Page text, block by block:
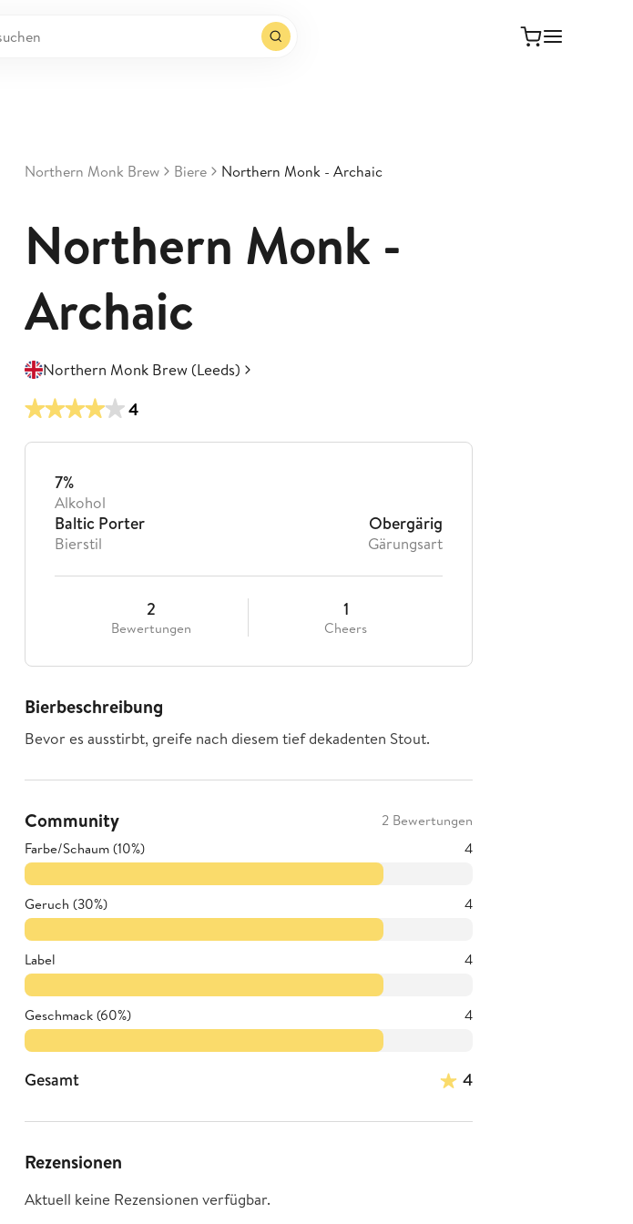
Northern Monk Brew Biere Northern Monk - Archaic
Northern Monk -
Archaic
Northern Monk Brew (Leeds)
4
7%
Alkohol
Baltic Porter
Bierstil
Obergärig
Gärungsart
2
Bewertungen
1
Cheers
Bierbeschreibung
Bevor es ausstirbt, greife nach diesem tief dekadenten Stout.
Community
2 Bewertungen
Farbe/Schaum (10%)
4
Geruch (30%) 4
Label 4
Geschmack (60%) 4
Gesamt 4
Rezensionen
Aktuell keine Rezensionen verfügbar.